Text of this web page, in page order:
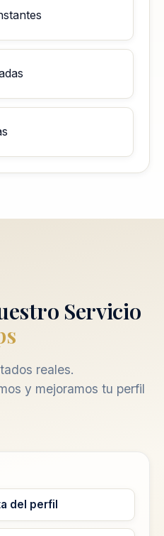
Servicio
reales.
y mejoramos tu perfil
del perfil